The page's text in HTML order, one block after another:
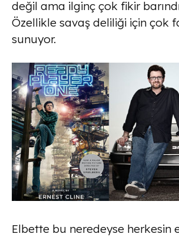
değil ama ilginç çok fikir
Özellikle savaş deliliği için çok
sunuyor.
Elbette bu neredeyse herkesin